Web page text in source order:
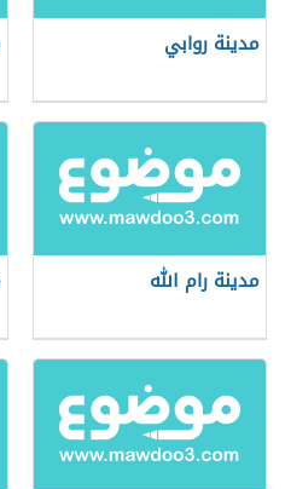
مدينة روابي
مدينة رام الله